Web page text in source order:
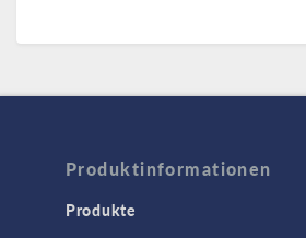
Produktinformationen
Produkte